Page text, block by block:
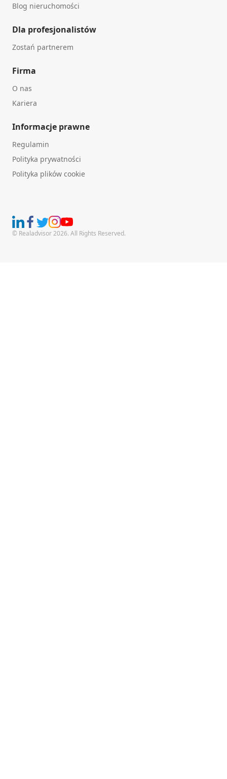
Blog nieruchomości
Dla profesjonalistów
Zostań partnerem
Firma
O nas
Kariera
Informacje prawne
Regulamin
Polityka prywatności
Polityka plików cookie
© Realadvisor 2026. All Rights Reserved.